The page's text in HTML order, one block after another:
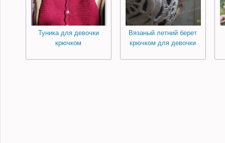
Туника для девочки
крючком
Вязаный летний берет
крючком для девочки